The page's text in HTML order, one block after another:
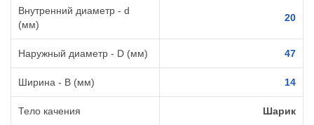
Внутренний диаметр - d
(мм)
20
Наружный диаметр - D (мм) 47
Ширина - B (мм) 14
Тело качения Шарик